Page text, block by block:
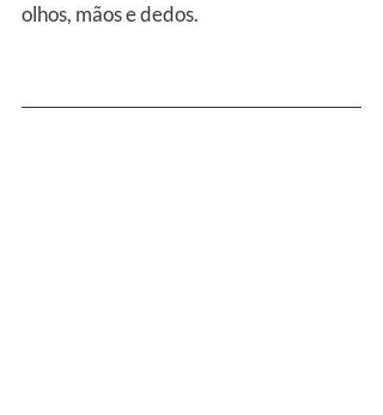
olhos, mãos e dedos.